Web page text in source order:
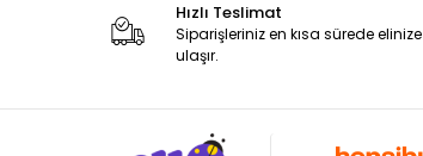
Hızlı Teslimat
Siparişleriniz en kısa sürede elinize
ulaşır.